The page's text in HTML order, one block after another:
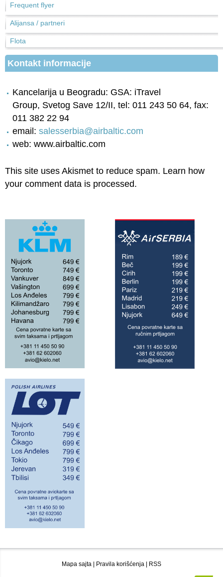
Frequent flyer
Alijansa / partneri
Flota
Kontakt informacije
Kancelarija u Beogradu: GSA: iTravel
Group, Svetog Save 12/II, tel: 011 243 50 64, fax:
011 382 22 94
email: salesserbia@airbaltic.com
web: www.airbaltic.com
This site uses Akismet to reduce spam. Learn how
your comment data is processed.
Mapa sajta | Pravila korišćenja | RSS